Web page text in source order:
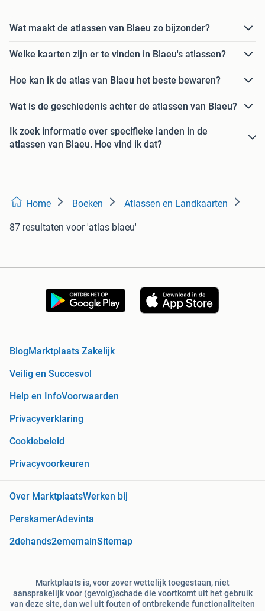
Wat maakt de atlassen van Blaeu zo bijzonder?
Welke kaarten zijn er te vinden in Blaeu's atlassen?
Hoe kan ik de atlas van Blaeu het beste bewaren?
Wat is de geschiedenis achter de atlassen van Blaeu?
Ik zoek informatie over specifieke landen in de
atlassen van Blaeu. Hoe vind ik dat?
Home Boeken Atlassen en Landkaarten
87 resultaten voor 'atlas blaeu'
BlogMarktplaats Zakelijk
Veilig en Succesvol
Help en InfoVoorwaarden
Privacyverklaring
Cookiebeleid
Privacyvoorkeuren
Over MarktplaatsWerken bij
PerskamerAdevinta
2dehands2ememainSitemap
Marktplaats is, voor zover wettelijk toegestaan, niet
aansprakelijk voor (gevolg)schade die voortkomt uit het gebruik
van deze site, dan wel uit fouten of ontbrekende functionaliteiten